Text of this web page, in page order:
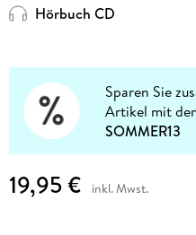
Hörbuch CD
Sparen Sie
Artikel mit
SOMMER13
19,95 € inkl. Mwst.